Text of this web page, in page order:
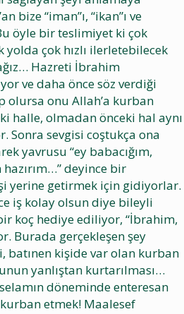
bize “iman”ı, “ikan”ı ve
öyle bir teslimiyet ki çok
çok hızlı ilerletebilecek
Hazreti İbrahim
ve daha önce söz verdiği
olursa onu Allah’a kurban
halle, olmadan önceki hal aynı
Sonra sevgisi coştukça ona
yavrusu “ey babacığım,
deyince bir
yerine getirmek için gidiyorlar.
iş kolay olsun diye bileyli
bir koç hediye ediliyor, “İbrahim,
Burada gerçekleşen şey
batınen kişide var olan kurban
yanlıştan kurtarılması…
döneminde enteresan
etmek! Maalesef